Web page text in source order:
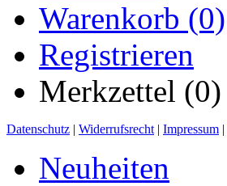
Warenkorb (0)
Registrieren
Merkzettel (0)
Datenschutz | Widerrufsrecht | Impressum |
Neuheiten